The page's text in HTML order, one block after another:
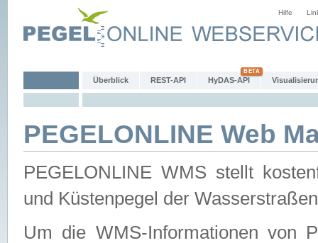
Hilfe
Überblick REST-API HyDAS-API
PEGELONLINE Web
PEGELONLINE WMS stellt
und Küstenpegel der
Um die WMS-Informationen von